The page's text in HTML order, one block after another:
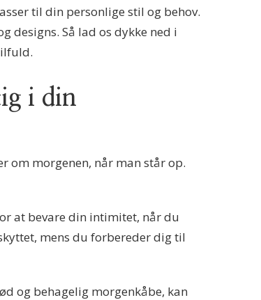
til din personlige stil og behov.
designs. Så lad os dykke ned i
i din
om morgenen, når man står op.
at bevare din intimitet, når du
mens du forbereder dig til
og behagelig morgenkåbe, kan